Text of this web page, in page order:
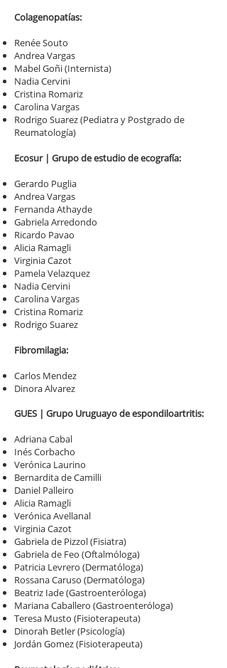
Colagenopatías:
Renée Souto
Andrea Vargas
Mabel Goñi (Internista)
Nadia Cervini
Cristina Romariz
Carolina Vargas
Rodrigo Suarez (Pediatra y Postgrado de
Reumatología)
Ecosur | Grupo de estudio de ecografía:
Gerardo Puglia
Andrea Vargas
Fernanda Athayde
Gabriela Arredondo
Ricardo Pavao
Alicia Ramagli
Virginia Cazot
Pamela Velazquez
Nadia Cervini
Carolina Vargas
Cristina Romariz
Rodrigo Suarez
Fibromilagia:
Carlos Mendez
Dinora Alvarez
​GUES | Grupo Uruguayo de espondiloartritis:
Adriana Cabal
Inés Corbacho
Verónica Laurino
Bernardita de Camilli
Daniel Palleiro
Alicia Ramagli
Verónica Avellanal
Virginia Cazot
Gabriela de Pizzol (Fisiatra)
Gabriela de Feo (Oftalmóloga)
Patricia Levrero (Dermatóloga)
Rossana Caruso (Dermatóloga)
Beatriz Iade (Gastroenteróloga)
Mariana Caballero (Gastroenteróloga)
Teresa Musto (Fisioterapeuta)
Dinorah Betler (Psicología)
Jordán Gomez (Fisioterapeuta)